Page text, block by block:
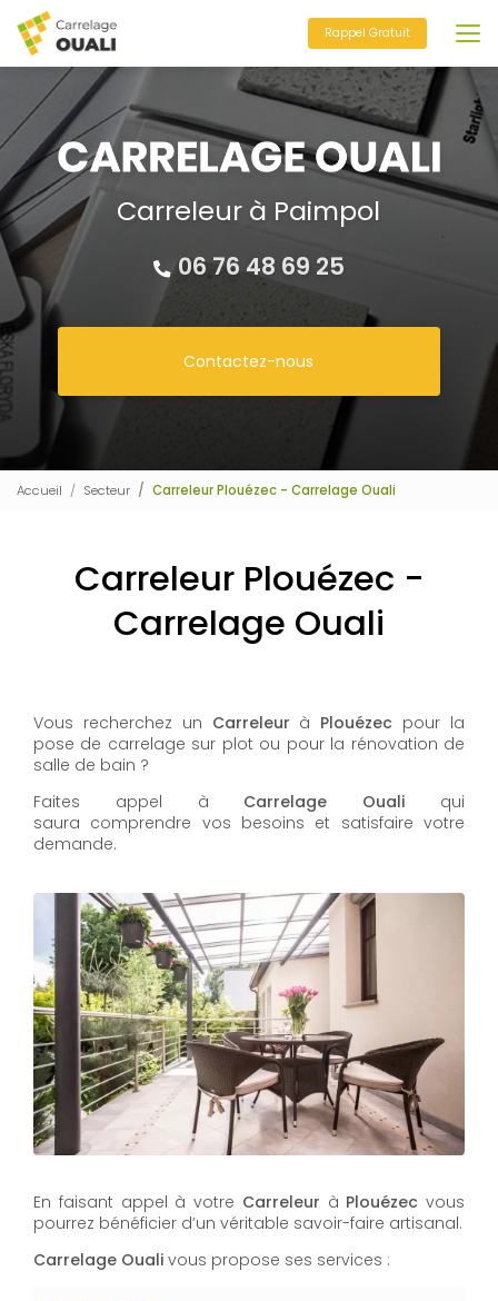
au
contenu
principal
Rappel Gratuit
Carreleur à Paimpol
06 76 48 69 25
Contactez-nous
Accueil Secteur Carreleur Plouézec - Carrelage Ouali
Carreleur Plouézec -
Carrelage Ouali
Vous recherchez un Carreleur à Plouézec pour la
pose de carrelage sur plot ou pour la rénovation de
salle de bain ?
Faites appel à Carrelage Ouali qui
saura comprendre vos besoins et satisfaire votre
demande.
En faisant appel à votre Carreleur à Plouézec vous
pourrez bénéficier d’un véritable savoir-faire artisanal.
Carrelage Ouali vous propose ses services :